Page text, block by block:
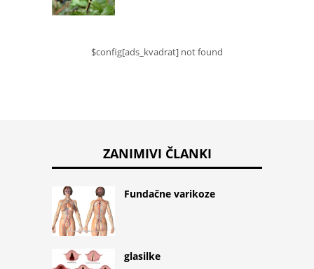
$config[ads_kvadrat] not found
ZANIMIVI ČLANKI
Fundačne varikoze
glasilke